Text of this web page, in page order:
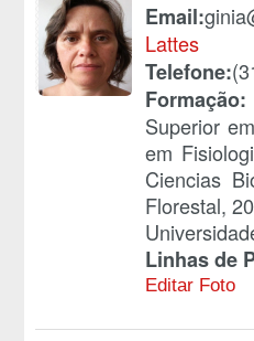
Email:
Lattes
Telefone:
Formação:
Superior
em
Ciencias
Florestal,
Linhas de
Editar Foto